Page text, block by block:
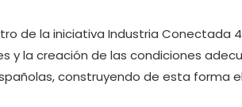
de la iniciativa Industria Conectada
y la creación de las condiciones
construyendo de esta forma